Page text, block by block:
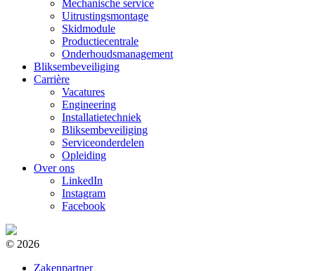
Mechanische service
Uitrustingsmontage
Skidmodule
Productiecentrale
Onderhoudsmanagement
Bliksembeveiliging
Carrière
Vacatures
Engineering
Installatietechniek
Bliksembeveiliging
Serviceonderdelen
Opleiding
Over ons
LinkedIn
Instagram
Facebook
© 2026
Zakenpartner